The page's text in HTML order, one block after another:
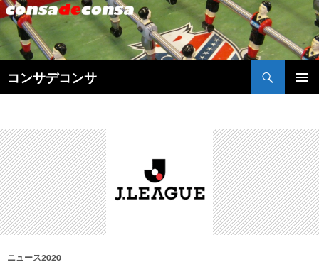
コンサデコンサ
索
ン
ツ
へ
ス
キ
ッ
プ
ニュース2020